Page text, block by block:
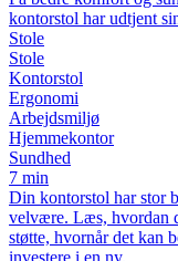
kontorstol har udtjent
Stole
Stole
Kontorstol
Ergonomi
Arbejdsmiljø
Hjemmekontor
Sundhed
7 min
Din kontorstol har stor
velvære. Læs, hvordan
støtte, hvornår det kan
investere i en ny.